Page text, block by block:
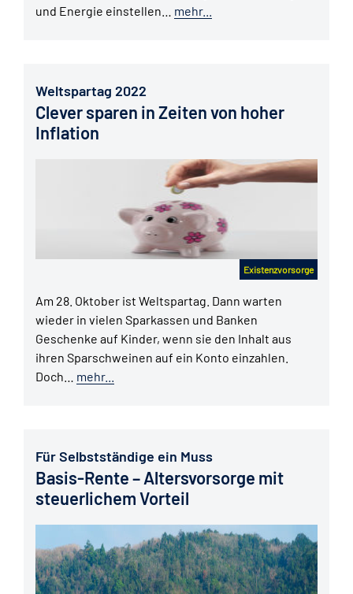
und Energie einstellen… mehr...
Weltspartag 2022
Clever sparen in Zeiten von hoher
Inflation
Existenzvorsorge
Am 28. Oktober ist Weltspartag. Dann warten
wieder in vielen Sparkassen und Banken
Geschenke auf Kinder, wenn sie den Inhalt aus
ihren Sparschweinen auf ein Konto einzahlen.
Doch… mehr...
Für Selbstständige ein Muss
Basis-Rente – Altersvorsorge mit
steuerlichem Vorteil